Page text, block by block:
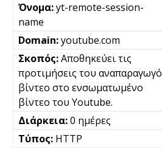
yt-remote-session-
name
youtube.com
Αποθηκεύει τις
προτιμήσεις του αναπαραγωγό
βίντεο στο ενσωματωμένο
βίντεο του Youtube.
0 ημέρες
HTTP